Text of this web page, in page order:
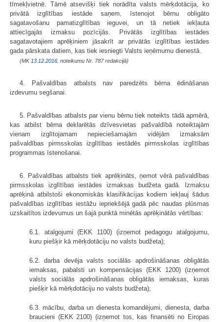
tīmekļvietnē. Tāmē atsevišķi tiek norādīta valsts mērķdotācija, ko
privātā izglītības iestāde saņem, īstenojot bērnu obligāto
sagatavošanu pamatizglītības ieguvei, un tā netiek iekļauta
attiecīgajās izmaksu pozīcijās. Privātās izglītības iestādes
sagatavotajiem aprēķiniem jāsakrīt ar privātās izglītības iestādes
gada pārskata datiem, kas tiek iesniegti Valsts ieņēmumu dienestā.
(MK 13.12.2016. noteikumu Nr. 787 redakcijā)
4. Pašvaldības atbalsts nav paredzēts bērna ēdināšanas
izdevumu segšanai.
5. Pašvaldības atbalsts par vienu bērnu tiek noteikts tādā apmērā,
kas atbilst bērna deklarētās dzīvesvietas pašvaldībā noteiktajām
vienam izglītojamam nepieciešamajām vidējām izmaksām
pašvaldības pirmsskolas izglītības iestādēs pirmsskolas izglītības
programmas īstenošanai.
6. Pašvaldības atbalsts tiek aprēķināts, ņemot vērā pašvaldības
pirmsskolas izglītības iestādes izmaksas budžeta gadā. Izmaksu
aprēķinā atbilstoši ekonomiskās klasifikācijas kodiem iekļauj šādus
pašvaldības izglītības iestāžu iepriekšējā gadā pēc naudas plūsmas
uzskaitītos izdevumus un šajā punktā minētās aprēķinātās vērtības:
6.1. atalgojumi (EKK 1100) (izņemot pedagogu atalgojumu,
kuru piešķir kā mērķdotāciju no valsts budžeta);
6.2. darba devēja valsts sociālās apdrošināšanas obligātās
iemaksas, pabalsti un kompensācijas (EKK 1200) (izņemot
valsts sociālās apdrošināšanas obligātās iemaksas, kuras
piešķir kā mērķdotāciju no valsts budžeta);
6.3. mācību, darba un dienesta komandējumi, dienesta, darba
braucieni (EKK 2100) (izņemot tos, kas finansēti no Eiropas